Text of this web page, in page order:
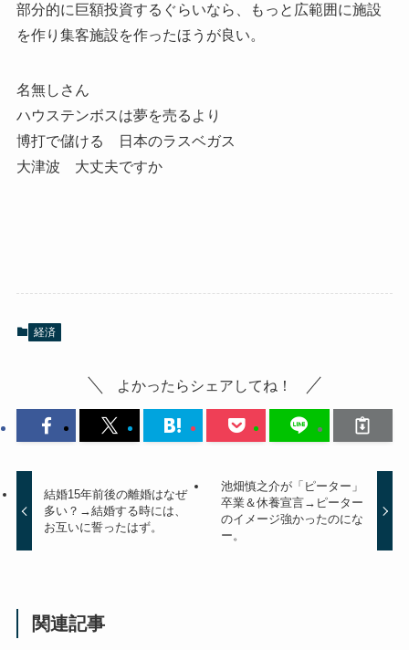
部分的に巨額投資するぐらいなら、もっと広範囲に施設
を作り集客施設を作ったほうが良い。
名無しさん
ハウステンボスは夢を売るより
博打で儲ける 日本のラスベガス
大津波 大丈夫ですか
経済
よかったらシェアしてね！
結婚15年前後の離婚はなぜ
多い？→結婚する時には、
お互いに誓ったはず。
池畑慎之介が「ピーター」
卒業＆休養宣言→ピーター
のイメージ強かったのにな
ー。
関連記事